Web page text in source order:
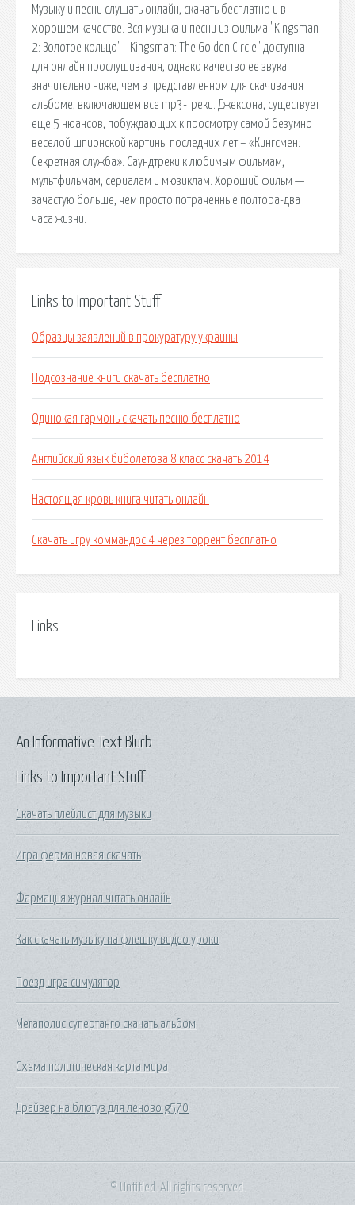
Музыку и песни слушать онлайн, скачать бесплатно и в
хорошем качестве. Вся музыка и песни из фильма "Kingsman
2: Золотое кольцо" - Kingsman: The Golden Circle" доступна
для онлайн прослушивания, однако качество ее звука
значительно ниже, чем в представленном для скачивания
альбоме, включающем все mp3-треки. Джексона, существует
еще 5 нюансов, побуждающих к просмотру самой безумно
веселой шпионской картины последних лет – «Кингсмен:
Секретная служба». Саундтреки к любимым фильмам,
мультфильмам, сериалам и мюзиклам. Хороший фильм —
зачастую больше, чем просто потраченные полтора-два
часа жизни.
Links to Important Stuff
Образцы заявлений в прокуратуру украины
Подсознание книги скачать бесплатно
Одинокая гармонь скачать песню бесплатно
Английский язык биболетова 8 класс скачать 2014
Настоящая кровь книга читать онлайн
Скачать игру коммандос 4 через торрент бесплатно
Links
Links to Important Stuff
Скачать плейлист для музыки
Игра ферма новая скачать
Фармация журнал читать онлайн
Как скачать музыку на флешку видео уроки
Поезд игра симулятор
Мегаполис супертанго скачать альбом
Схема политическая карта мира
Драйвер на блютуз для леново g570
An Informative Text Blurb
© Untitled. All rights reserved.